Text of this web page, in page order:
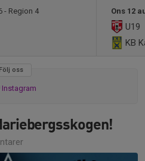
- Region 4 Ons 12
U19
KB
Följ oss
Instagram